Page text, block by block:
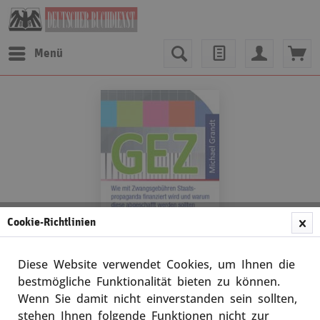
Menü
Michael Grandt
Cookie-Richtlinien
Diese Website verwendet Cookies, um Ihnen die
bestmögliche Funktionalität bieten zu können.
Wenn Sie damit nicht einverstanden sein sollten,
stehen Ihnen folgende Funktionen nicht zur